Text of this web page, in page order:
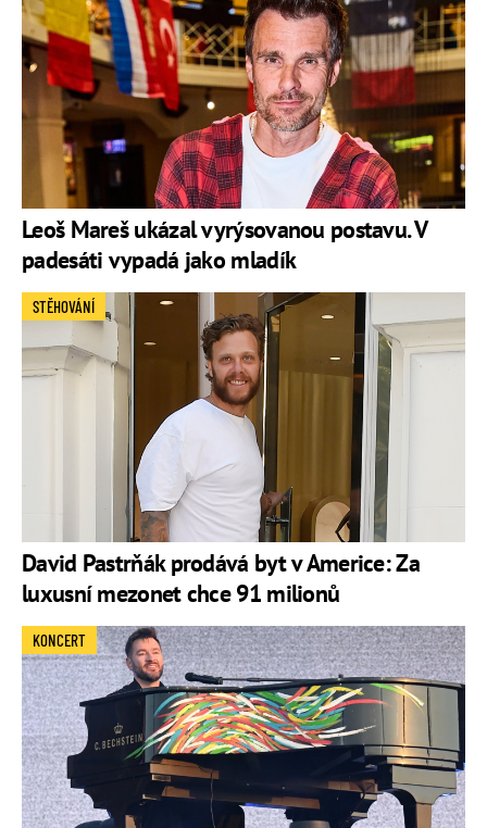
Leoš Mareš ukázal vyrýsovanou postavu. V
padesáti vypadá jako mladík
David Pastrňák prodává byt v Americe: Za
luxusní mezonet chce 91 milionů
STĚHOVÁNÍ
KONCERT